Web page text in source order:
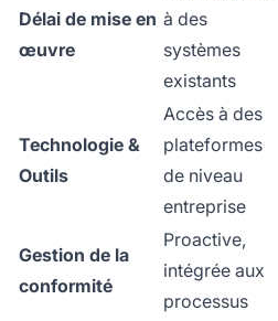
Délai de mise en
œuvre
à des
systèmes
existants
Technologie &
Outils
Accès à des
plateformes
de niveau
entreprise
Gestion de la
conformité
Proactive,
intégrée aux
processus